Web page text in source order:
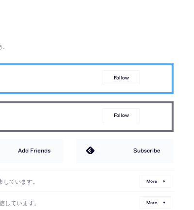
Follow
Follow
Add Friends Subscribe
ています。 More
しています。 More